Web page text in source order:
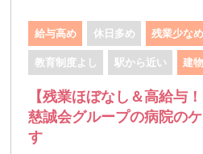
給与高め 休日多め 残業少なめ
教育制度よし 駅から近い 建
【残業ほぼなし＆高給与
慈誠会グループの病院の
す